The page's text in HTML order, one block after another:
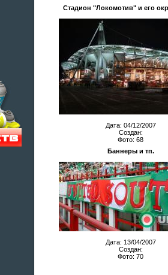
Стадион "Локомотив" и его
Дата: 04/12/2007
Создан:
Фото: 68
Баннеры и тп.
Дата: 13/04/2007
Создан:
Фото: 70